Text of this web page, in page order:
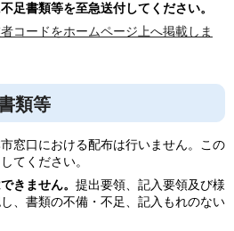
足書類等を至急送付してください。
コードをホームページ上へ掲載しま
類等
窓口における配布は行いません。この
てください。
きません。 提出要領、記入要領及び様
、書類の不備・不足、記入もれのない